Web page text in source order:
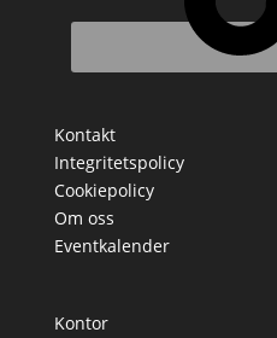
Kontakt
Integritetspolicy
Cookiepolicy
Om oss
Eventkalender
Kontor